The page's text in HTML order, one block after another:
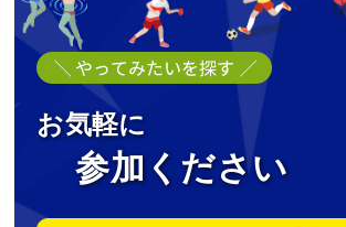
お気軽に
参加ください